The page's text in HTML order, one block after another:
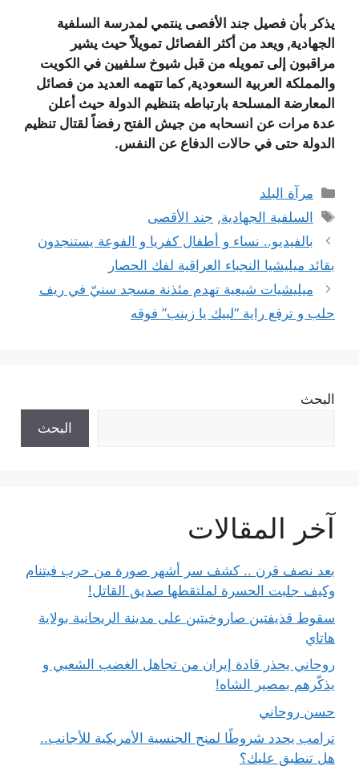
يذكر بأن فصيل جند الأفصى ينتمي لمدرسة السلفية
الجهادية, ويعد من أكثر الفصائل تمويلاًً حيث يشير
مراقبون إلى تمويله من قبل شيوخ سلفيين في الكويت
والمملكة العربية السعودية, كما تتهمه العديد من فصائل
المعارضة المسلحة بارتباطه بتنظيم الدولة حيث أعلن
عدة مرات عن انسحابه من جيش الفتح رفضاً لقتال تنظيم
الدولة حتى في حالات الدفاع عن النفس.
التصنيفات
مرآة البلد
الوسوم
السلفية الجهادية, جند الأقصى
بالفيديو.. نساء و أطفال كفريا و الفوعة يستنجدون
بقائد ميليشيا النجباء العراقية لفك الحصار
ميليشيات شيعية تهدم مئذنة مسجد سنيّ في ريف
حلب و ترفع راية “لبيك يا زينب” فوقه
البحث
البحث
آخر المقالات
بعد نصف قرن .. كشف سر أشهر صورة من حرب فيتنام
وكيف جلبت الحسرة لملتقطها صديق القاتل!
سقوط قذيفتين صاروخيتين على مدينة الريحانية بولاية
هاتاي
روحاني يحذر قادة إيران من تجاهل الغضب الشعبي و
يذكّرهم بمصير الشاه!
حسن روحاني
ترامب يحدد شروطًا لمنح الجنسية الأمريكية للأجانب..
هل تنطبق عليك؟